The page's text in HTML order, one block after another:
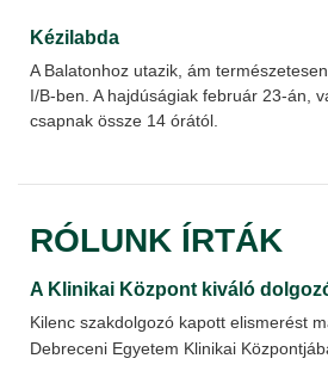
Kézilabda
A Balatonhoz utazik, ám
I/B-ben. A hajdúságiak február 23-án,
csapnak össze 14 órától.
RÓLUNK ÍRTÁK
A Klinikai Központ kiváló
Kilenc szakdolgozó kapott elismerést
Debreceni Egyetem Klinikai